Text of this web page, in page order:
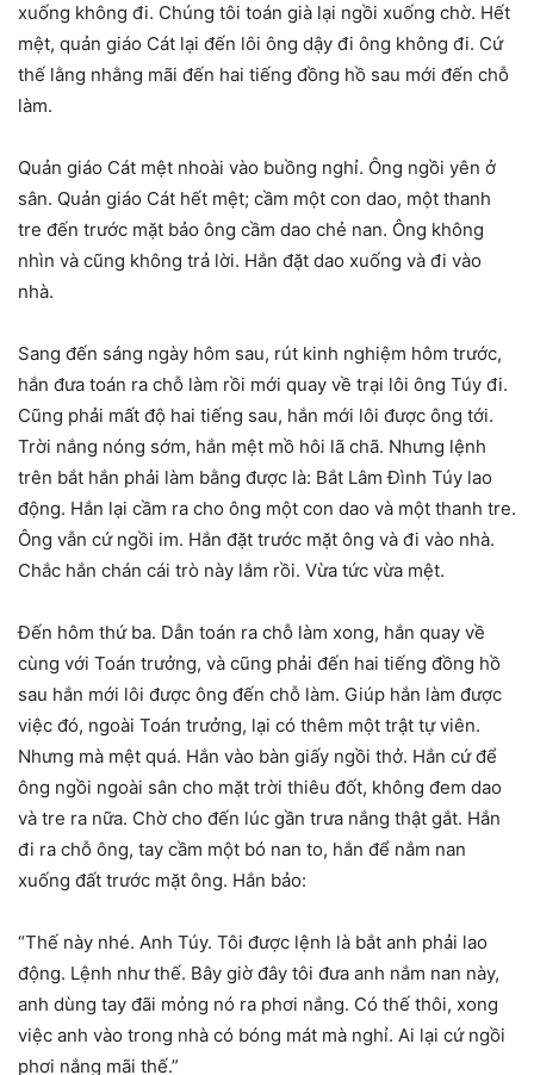
xuống không đi. Chúng tôi toán già lại ngồi xuống chờ. Hết
mệt, quản giáo Cát lại đến lôi ông dậy đi ông không đi. Cứ
thế lằng nhằng mãi đến hai tiếng đồng hồ sau mới đến chỗ
làm.
Quản giáo Cát mệt nhoài vào buồng nghỉ. Ông ngồi yên ở
sân. Quản giáo Cát hết mệt; cầm một con dao, một thanh
tre đến trước mặt bảo ông cầm dao chẻ nan. Ông không
nhìn và cũng không trả lời. Hắn đặt dao xuống và đi vào
nhà.
Sang đến sáng ngày hôm sau, rút kinh nghiệm hôm trước,
hắn đưa toán ra chỗ làm rồi mới quay về trại lôi ông Túy đi.
Cũng phải mất độ hai tiếng sau, hắn mới lôi được ông tới.
Trời nắng nóng sớm, hắn mệt mồ hôi lã chã. Nhưng lệnh
trên bắt hắn phải làm bằng được là: Bắt Lâm Ðình Túy lao
động. Hắn lại cầm ra cho ông một con dao và một thanh tre.
Ông vẫn cứ ngồi im. Hắn đặt trước mặt ông và đi vào nhà.
Chắc hắn chán cái trò này lắm rồi. Vừa tức vừa mệt.
Ðến hôm thứ ba. Dẫn toán ra chỗ làm xong, hắn quay về
cùng với Toán trưởng, và cũng phải đến hai tiếng đồng hồ
sau hắn mới lôi được ông đến chỗ làm. Giúp hắn làm được
việc đó, ngoài Toán trưởng, lại có thêm một trật tự viên.
Nhưng mà mệt quá. Hắn vào bàn giấy ngồi thở. Hắn cứ để
ông ngồi ngoài sân cho mặt trời thiêu đốt, không đem dao
và tre ra nữa. Chờ cho đến lúc gần trưa nắng thật gắt. Hắn
đi ra chỗ ông, tay cầm một bó nan to, hắn để nắm nan
xuống đất trước mặt ông. Hắn bảo:
“Thế này nhé. Anh Túy. Tôi được lệnh là bắt anh phải lao
động. Lệnh như thế. Bây giờ đây tôi đưa anh nắm nan này,
anh dùng tay đãi mỏng nó ra phơi nắng. Có thế thôi, xong
việc anh vào trong nhà có bóng mát mà nghỉ. Ai lại cứ ngồi
phơi nắng mãi thế.”